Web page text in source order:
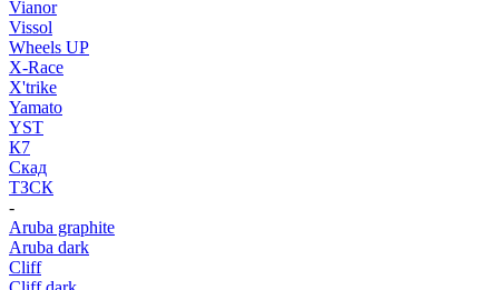
Vianor
Vissol
Wheels UP
X-Race
X'trike
Yamato
YST
К7
Скад
ТЗСК
-
Aruba graphite
Aruba dark
Cliff